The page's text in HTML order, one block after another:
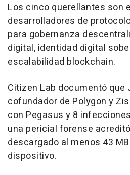
Los cinco querellantes son
desarrolladores de
para gobernanza
digital, identidad digital
escalabilidad blockchain.
Citizen Lab documentó que
cofundador de Polygon y
con Pegasus y 8
una pericial forense
descargado al menos 43
dispositivo.